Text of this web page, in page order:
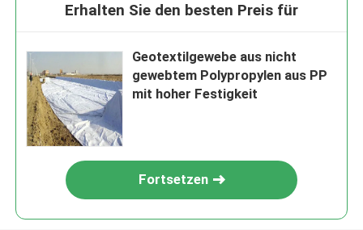
Erhalten Sie den besten Preis für
Geotextilgewebe aus nicht
gewebtem Polypropylen aus PP
mit hoher Festigkeit
Fortsetzen